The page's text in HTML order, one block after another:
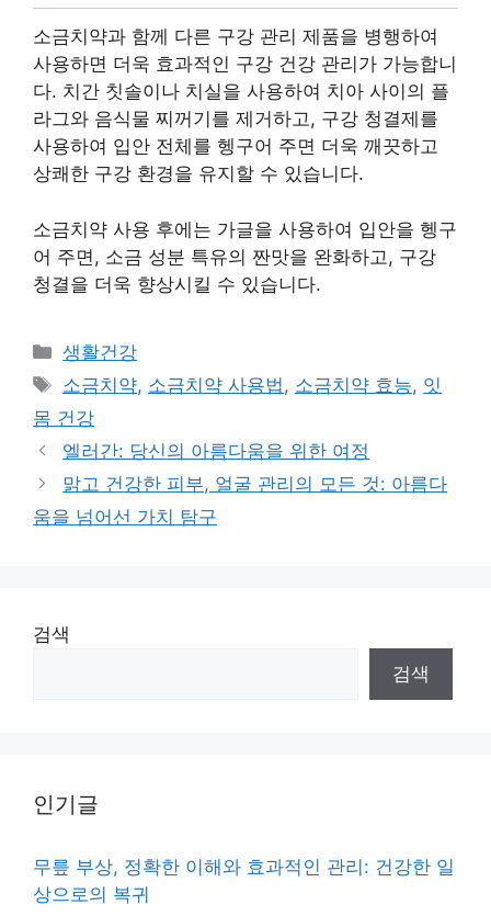
소금치약과 함께 다른 구강 관리 제품을 병행하여
사용하면 더욱 효과적인 구강 건강 관리가 가능합니
다. 치간 칫솔이나 치실을 사용하여 치아 사이의 플
라그와 음식물 찌꺼기를 제거하고, 구강 청결제를
사용하여 입안 전체를 헹구어 주면 더욱 깨끗하고
상쾌한 구강 환경을 유지할 수 있습니다.
소금치약 사용 후에는 가글을 사용하여 입안을 헹구
어 주면, 소금 성분 특유의 짠맛을 완화하고, 구강
청결을 더욱 향상시킬 수 있습니다.
Categories
생활건강
Tags
소금치약, 소금치약 사용법 , 소금치약 효능, 잇
몸 건강
엘러간: 당신의 아름다움을 위한 여정
맑고 건강한 피부, 얼굴 관리의 모든 것: 아름다
움을 넘어선 가치 탐구
검색
검색
인기글
무릎 부상, 정확한 이해와 효과적인 관리: 건강한 일
상으로의 복귀